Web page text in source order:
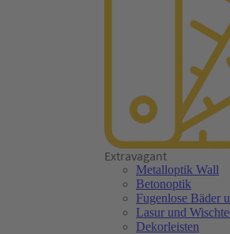
Extravagant
Metalloptik Wall
Betonoptik
Fugenlose Bäder
Lasur und
Dekorleisten